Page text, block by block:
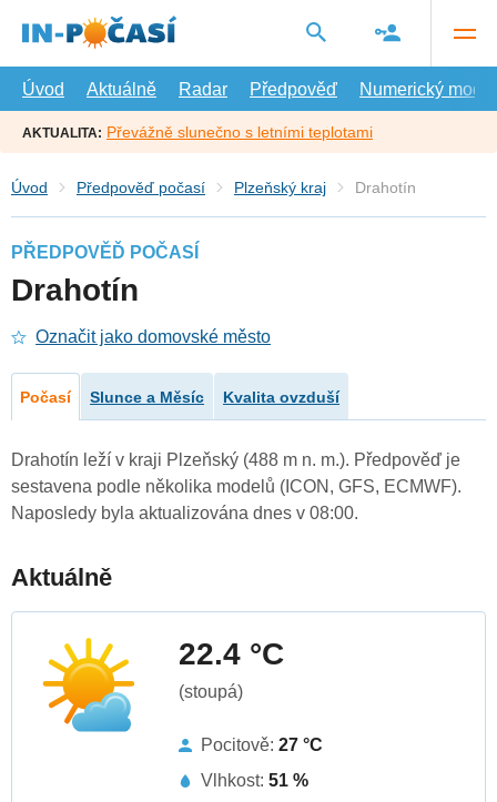
hlavní
Úvod
Aktuálně Radar Předpověď Numerický model
AKTUALITA: Převážně slunečno s letními teplotami
Úvod Předpověď počasí Plzeňský kraj Drahotín
PŘEDPOVĚĎ POČASÍ
Drahotín
Označit jako domovské město
Počasí Slunce a Měsíc Kvalita ovzduší
Drahotín leží v kraji Plzeňský (488 m n. m.). Předpověď je
sestavena podle několika modelů (ICON, GFS, ECMWF).
Naposledy byla aktualizována dnes v 08:00.
Aktuálně
22.4 °C
(stoupá)
Pocitově: 27 °C
Vlhkost: 51 %